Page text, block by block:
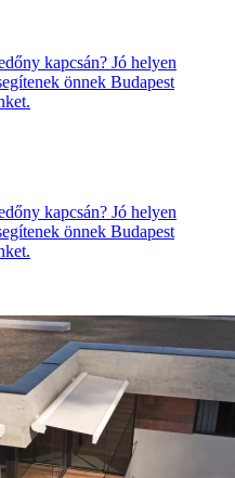
kapcsán? Jó helyen
önnek Budapest
kapcsán? Jó helyen
önnek Budapest